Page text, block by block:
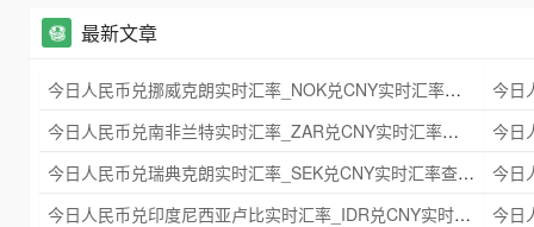
最新文章
今日人民币兑挪威克朗实时汇率_NOK兑CNY实时汇率查询 2025年09月21日
今日人民币兑南非兰特实时汇率_ZAR兑CNY实时汇率查询 2025年09月21日
今日人民币兑瑞典克朗实时汇率_SEK兑CNY实时汇率查询 2025年09月21日
今日人民币兑印度尼西亚卢比实时汇率_IDR兑CNY实时汇率查询 2025年09月21日